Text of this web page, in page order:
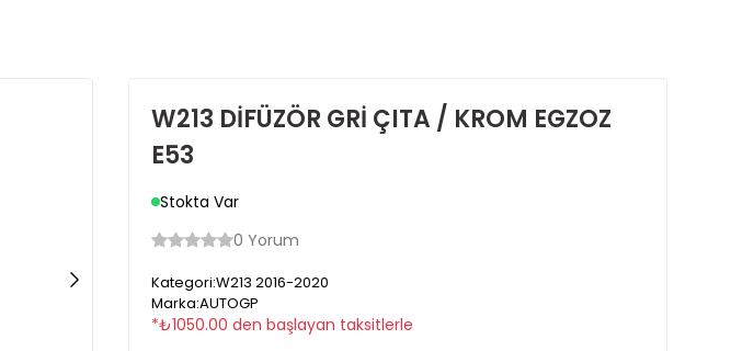
W213 DİFÜZÖR GRİ ÇITA / KROM EGZOZ
E53
Stokta Var
0 Yorum
Kategori:W213 2016-2020
Marka:AUTOGP
*₺1050.00 den başlayan taksitlerle